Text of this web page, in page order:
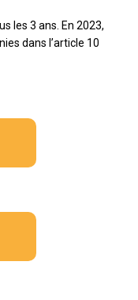
les 3 ans. En 2023,
dans l’article 10